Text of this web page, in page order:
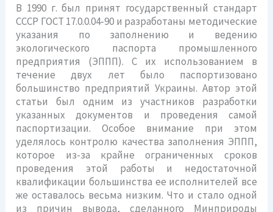
В 1990 г. был принят государственный стандарт
СССР ГОСТ 17.0.0.04-90 и разработаны методические
указания по заполнению и ведению
экологического паспорта промышленного
предприятия (ЭППП). С их использованием в
течение двух лет было паспортизовано
большинство предприятий Украины. Автор этой
статьи был одним из участников разработки
указанных документов и проведения самой
паспортизации. Особое внимание при этом
уделялось контролю качества заполнения ЭППП,
которое из-за крайне ограниченных сроков
проведения этой работы и недостаточной
квалификации большинства ее исполнителей все
же оставалось весьма низким. Что и стало одной
из причин вывода, сделанного Минприроды